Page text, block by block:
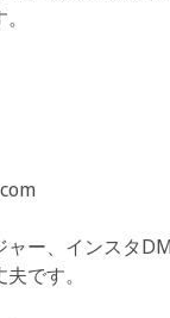
ャー、インスタ
です。